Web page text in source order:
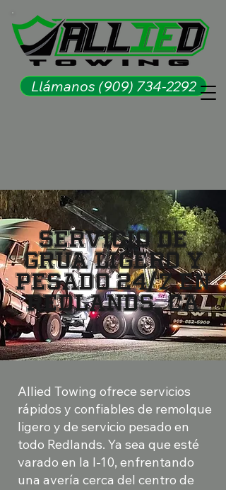
Llámanos (909) 734-2292
Servicio de
Grúa Ligero y
Pesado 24/7 en
Redlands, CA
Allied Towing ofrece servicios
rápidos y confiables de remolque
ligero y de servicio pesado en
todo Redlands. Ya sea que esté
varado en la I-10, enfrentando
una avería cerca del centro de